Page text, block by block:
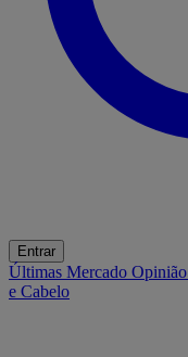
Entrar
Últimas Mercado Opinião
e Cabelo